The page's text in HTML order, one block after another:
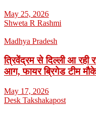
May 25, 2026
Shweta R Rashmi
Madhya Pradesh
त्रिवेंद्रम से दिल्ली आ रही
आग, फायर ब्रिगेड टीम
May 17, 2026
Desk Takshakapost